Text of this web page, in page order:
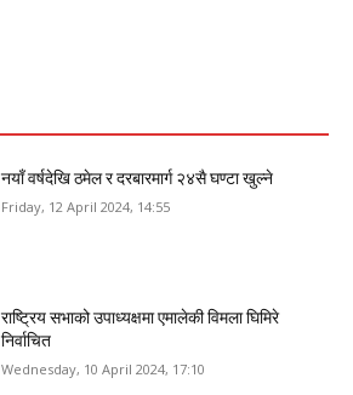
नयाँ वर्षदेखि ठमेल र दरबारमार्ग २४सै घण्टा खुल्ने
Friday, 12 April 2024, 14:55
राष्ट्रिय सभाको उपाध्यक्षमा एमालेकी विमला घिमिरे
निर्वाचित
Wednesday, 10 April 2024, 17:10